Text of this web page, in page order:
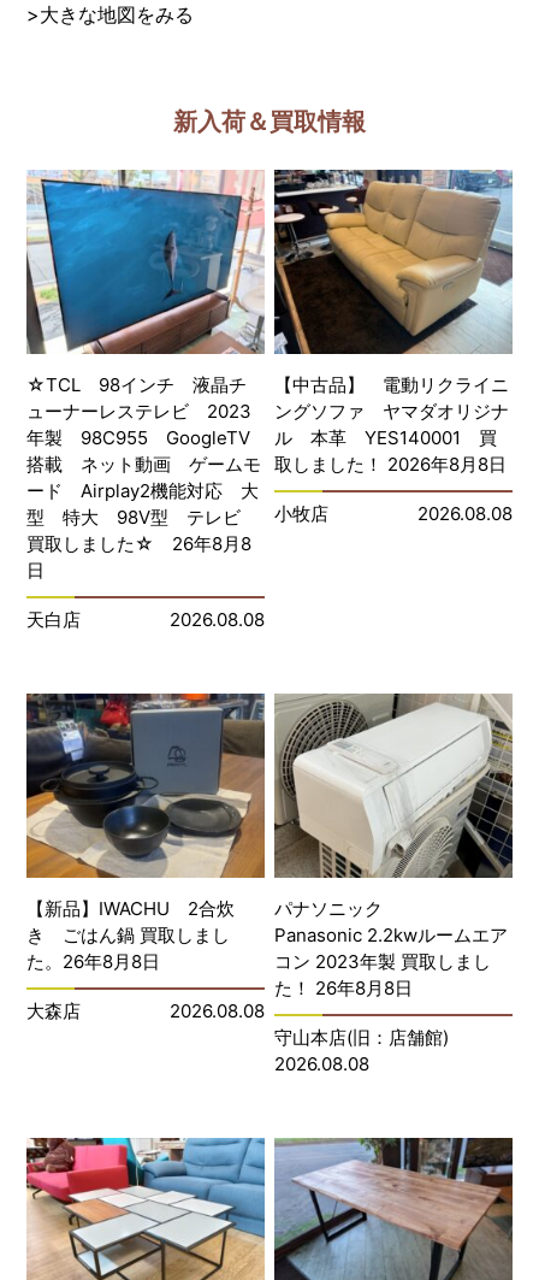
>大きな地図をみる
新入荷＆買取情報
☆TCL 98インチ 液晶チ
ューナーレステレビ 2023
年製 98C955 GoogleTV
搭載 ネット動画 ゲームモ
ード Airplay2機能対応 大
型 特大 98V型 テレビ
買取しました☆ 26年8月8
日
天白店 2026.08.08
【中古品】 電動リクライニ
ングソファ ヤマダオリジナ
ル 本革 YES140001 買
取しました！ 2026年8月8日
小牧店 2026.08.08
【新品】IWACHU 2合炊
き ごはん鍋 買取しまし
た。26年8月8日
大森店 2026.08.08
パナソニック
Panasonic 2.2kwルームエア
コン 2023年製 買取しまし
た！ 26年8月8日
守山本店(旧：店舗館)
2026.08.08